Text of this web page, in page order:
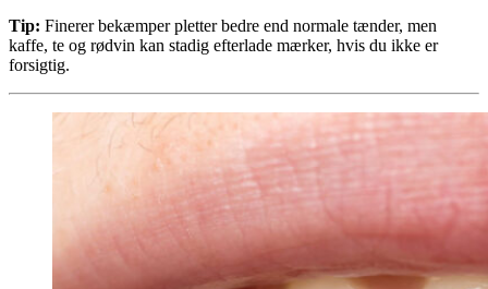
Tip: Finerer bekæmper pletter bedre end normale tænder, men
kaffe, te og rødvin kan stadig efterlade mærker, hvis du ikke er
forsigtig.